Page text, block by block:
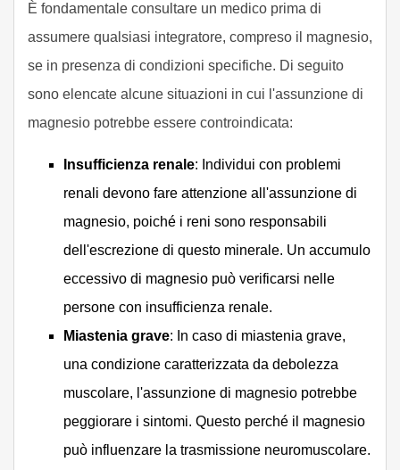
È fondamentale consultare un medico prima di
assumere qualsiasi integratore, compreso il magnesio,
se in presenza di condizioni specifiche. Di seguito
sono elencate alcune situazioni in cui l'assunzione di
magnesio potrebbe essere controindicata:
Insufficienza renale: Individui con problemi
renali devono fare attenzione all'assunzione di
magnesio, poiché i reni sono responsabili
dell'escrezione di questo minerale. Un accumulo
eccessivo di magnesio può verificarsi nelle
persone con insufficienza renale.
Miastenia grave: In caso di miastenia grave,
una condizione caratterizzata da debolezza
muscolare, l'assunzione di magnesio potrebbe
peggiorare i sintomi. Questo perché il magnesio
può influenzare la trasmissione neuromuscolare.